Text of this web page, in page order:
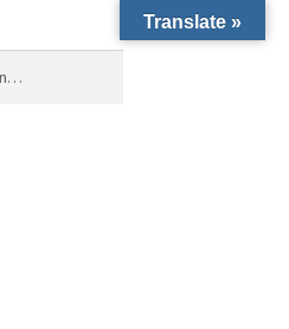
Translate »